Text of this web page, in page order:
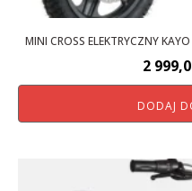
MINI CROSS ELEKTRYCZNY
2
DODAJ